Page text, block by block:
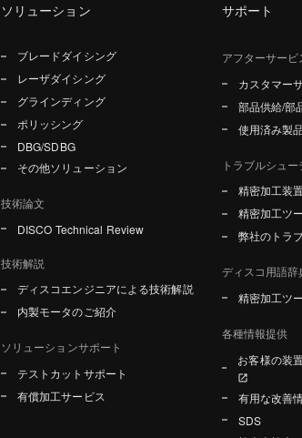
ソリューション
ブレードダイシング
レーザダイシング
グラインディング
ポリッシング
DBG/SDBG
その他ソリューション
技術論文
DISCO Technical Review
技術解説
ディスコエンジニアによる技術解説
内製モータのご紹介
ソリューションサポート
テストカットサポート
有償加工サービス
サポート
アフターサービ
カスタマー
部品供給/部
使用済み製
トラブルシュ
精密加工装
精密加工ツ
弊社のトラ
ディスコ用語辞
精密加工ツ
各種情報提供
お客様の装
有用な改善
SDS